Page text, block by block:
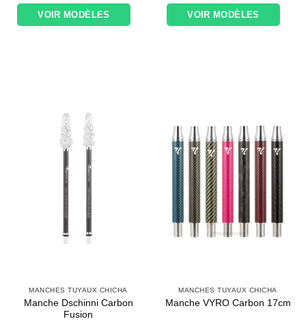
VOIR MODÈLES VOIR MODÈLES
MANCHES TUYAUX CHICHA
Manche Dschinni Carbon
Fusion
MANCHES TUYAUX CHICHA
Manche VYRO Carbon 17cm